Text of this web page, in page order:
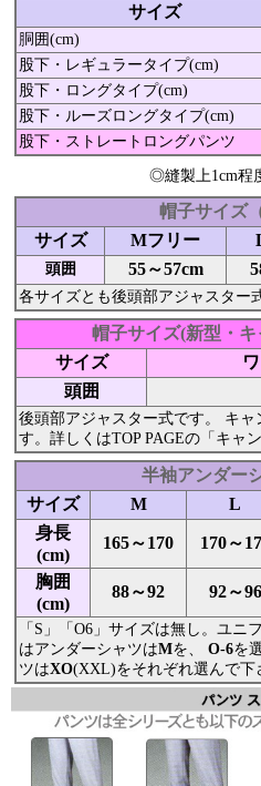
サイズ
胴囲(cm)
股下・レギュラータイプ(cm)
股下・ロングタイプ(cm)
股下・ルーズロングタイプ(cm)
股下・ストレートロングパンツ
◎縫製上1cm程
帽子サイズ
サイズ
Mフリー
頭囲 55～57cm
各サイズとも後頭部アジャスター
帽子サイズ(新型・
サイズ
頭囲
後頭部アジャスター式です。 キ
す。詳しくはTOP PAGEの「キャ
半袖アンダー
サイズ
M L
身長
(cm)
165～170 170～
胸囲
(cm)
88～92 92～96
「S」「O6」サイズは無し。ユニ
はアンダーシャツはMを、 O-6を
ツはXO(XXL)をそれぞれ選んで下